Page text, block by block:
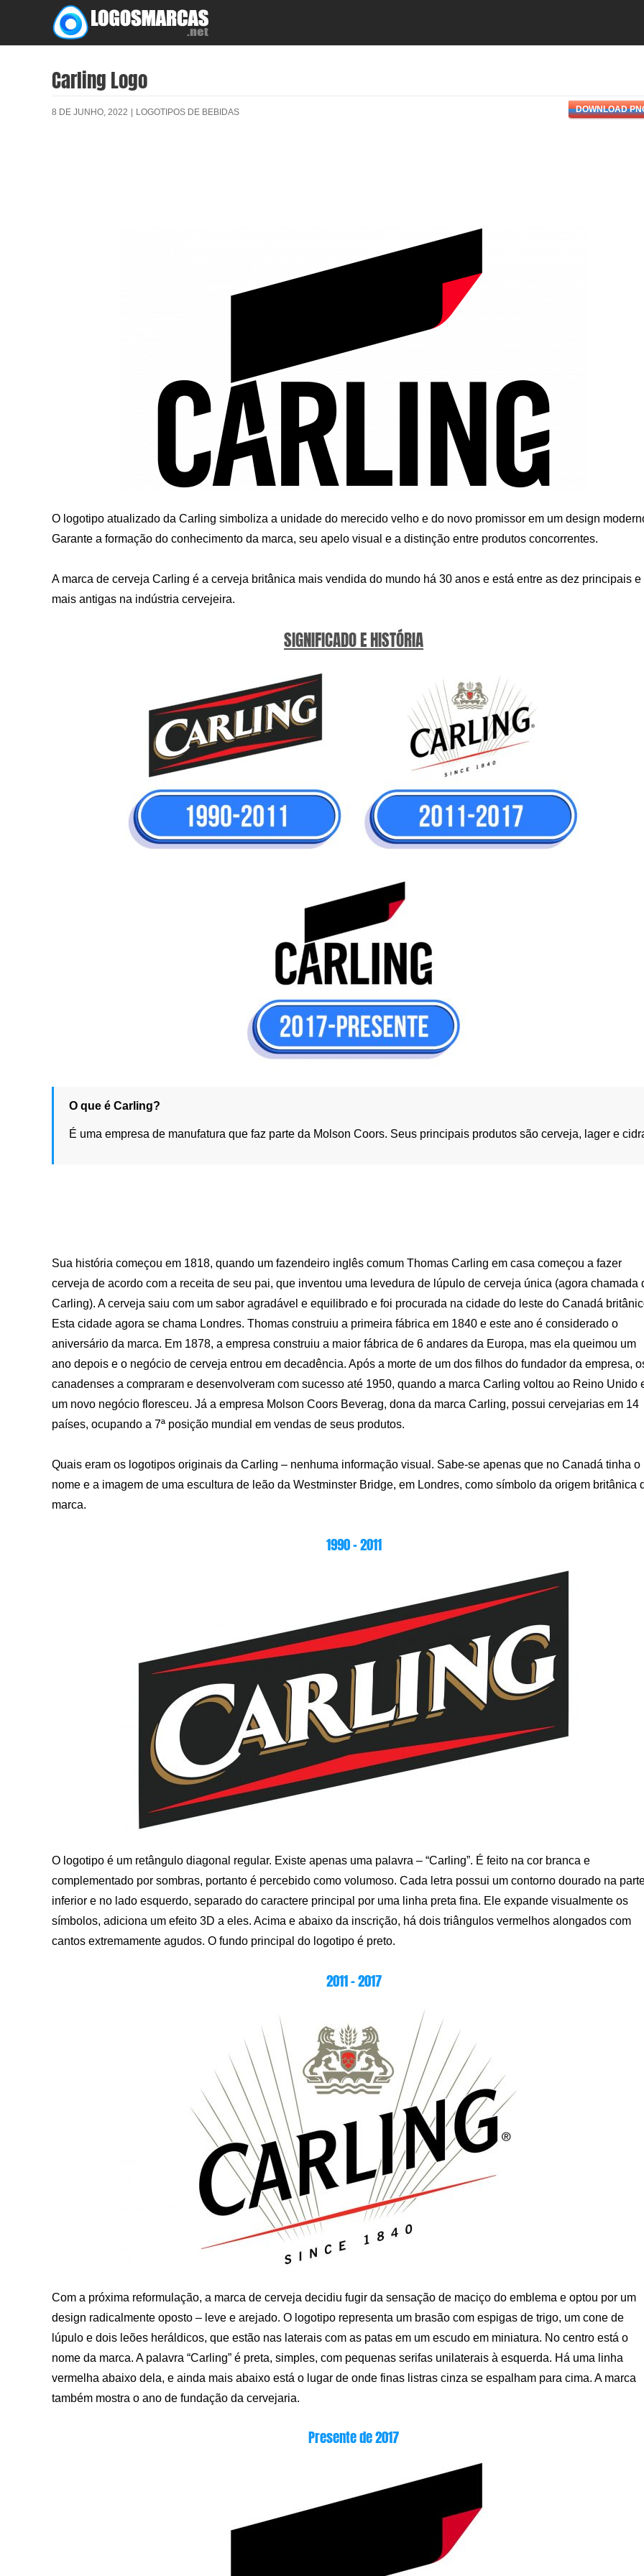
content
Carling Logo
8 DE JUNHO, 2022 | LOGOTIPOS DE BEBIDAS DOWNLOAD
O logotipo atualizado da Carling simboliza a unidade do merecido velho e do novo promissor em um design
Garante a formação do conhecimento da marca, seu apelo visual e a distinção entre produtos concorrentes.
A marca de cerveja Carling é a cerveja britânica mais vendida do mundo há 30 anos e está entre as dez principais e
mais antigas na indústria cervejeira.
SIGNIFICADO E HISTÓRIA
O que é Carling?
É uma empresa de manufatura que faz parte da Molson Coors. Seus principais produtos são cerveja, lager e
Sua história começou em 1818, quando um fazendeiro inglês comum Thomas Carling em casa começou a fazer
cerveja de acordo com a receita de seu pai, que inventou uma levedura de lúpulo de cerveja única (agora chamada
Carling). A cerveja saiu com um sabor agradável e equilibrado e foi procurada na cidade do leste do Canadá
Esta cidade agora se chama Londres. Thomas construiu a primeira fábrica em 1840 e este ano é considerado o
aniversário da marca. Em 1878, a empresa construiu a maior fábrica de 6 andares da Europa, mas ela queimou um
ano depois e o negócio de cerveja entrou em decadência. Após a morte de um dos filhos do fundador da empresa,
canadenses a compraram e desenvolveram com sucesso até 1950, quando a marca Carling voltou ao Reino Unido
um novo negócio floresceu. Já a empresa Molson Coors Beverag, dona da marca Carling, possui cervejarias em 14
países, ocupando a 7ª posição mundial em vendas de seus produtos.
Quais eram os logotipos originais da Carling – nenhuma informação visual. Sabe-se apenas que no Canadá tinha o
nome e a imagem de uma escultura de leão da Westminster Bridge, em Londres, como símbolo da origem britânica
marca.
1990 – 2011
O logotipo é um retângulo diagonal regular. Existe apenas uma palavra – “Carling”. É feito na cor branca e
complementado por sombras, portanto é percebido como volumoso. Cada letra possui um contorno dourado na
inferior e no lado esquerdo, separado do caractere principal por uma linha preta fina. Ele expande visualmente os
símbolos, adiciona um efeito 3D a eles. Acima e abaixo da inscrição, há dois triângulos vermelhos alongados com
cantos extremamente agudos. O fundo principal do logotipo é preto.
2011 – 2017
Com a próxima reformulação, a marca de cerveja decidiu fugir da sensação de maciço do emblema e optou por um
design radicalmente oposto – leve e arejado. O logotipo representa um brasão com espigas de trigo, um cone de
lúpulo e dois leões heráldicos, que estão nas laterais com as patas em um escudo em miniatura. No centro está o
nome da marca. A palavra “Carling” é preta, simples, com pequenas serifas unilaterais à esquerda. Há uma linha
vermelha abaixo dela, e ainda mais abaixo está o lugar de onde finas listras cinza se espalham para cima. A marca
também mostra o ano de fundação da cervejaria.
Presente de 2017